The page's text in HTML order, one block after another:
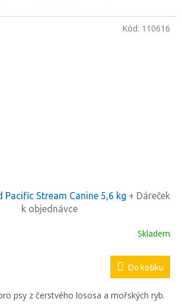
Stream Canine 5,6 kg + Dáreček
k objednávce
Skladem
Do košíku
psy z čerstvého lososa a mořských ryb.
Kód: 110616